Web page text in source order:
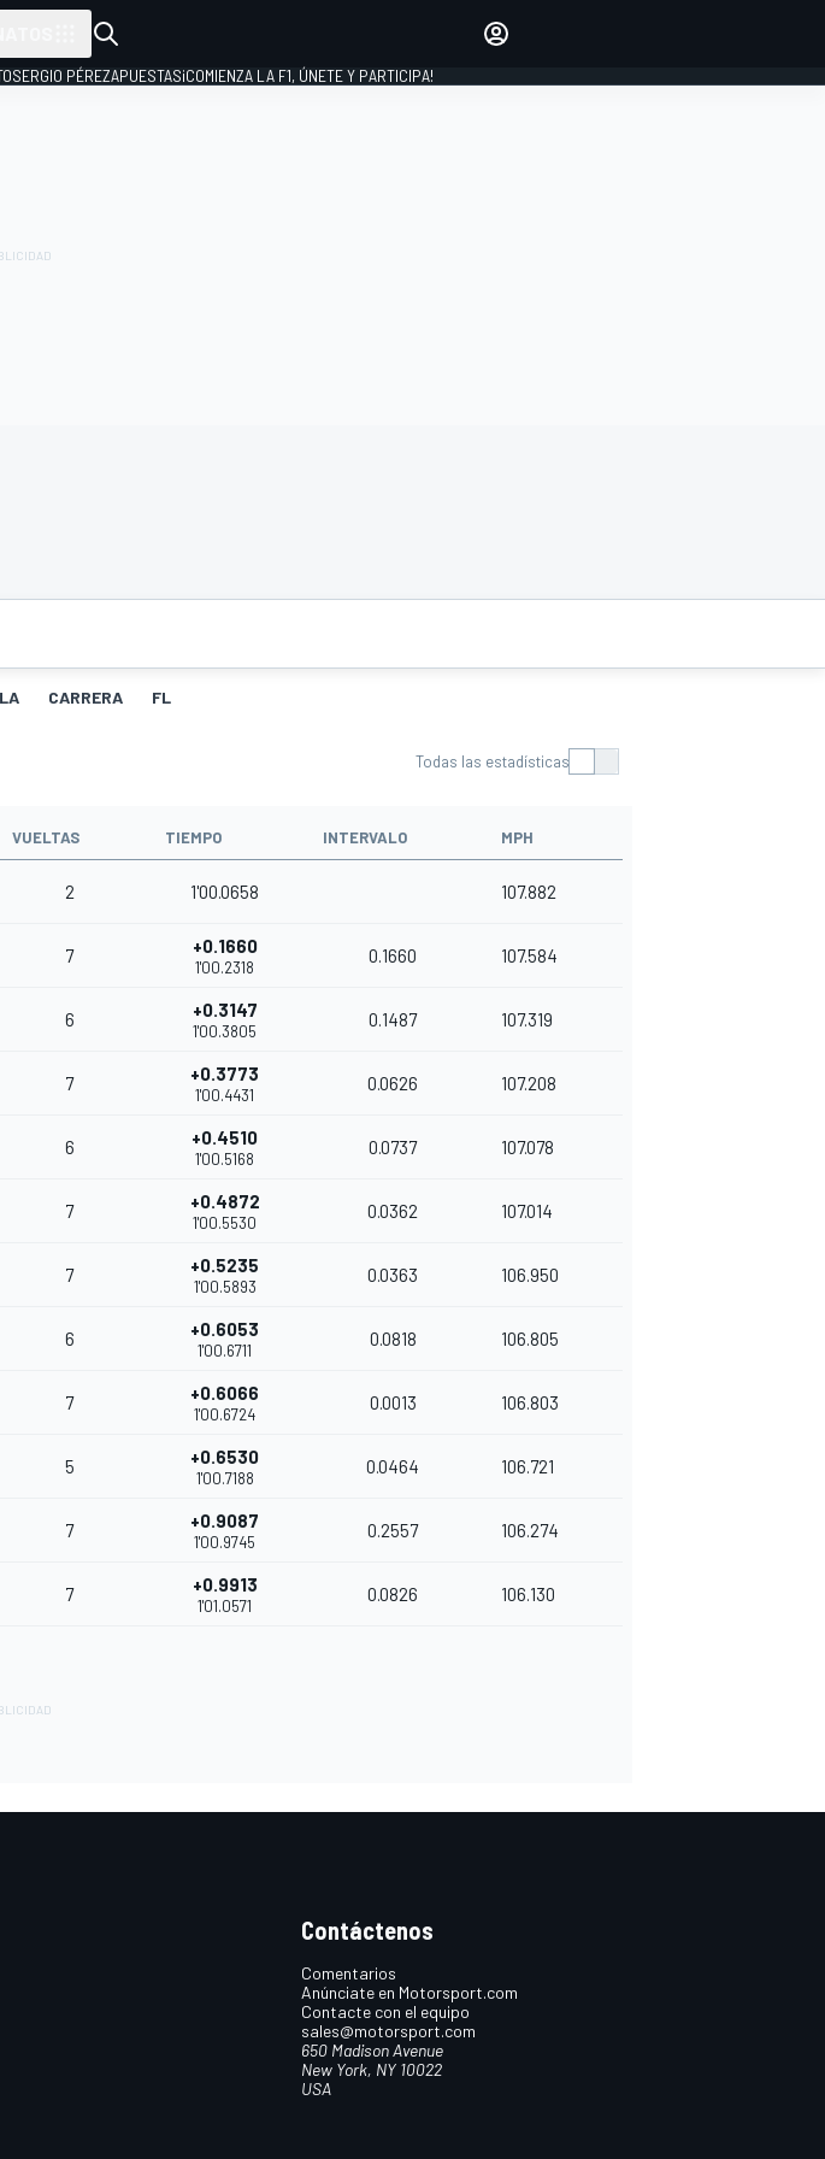
INICIAR SESIÓN
SERGIO PÉREZAPUESTAS¡COMIENZA LA F1, ÚNETE Y PARTICIPA!
CARRERA FL
Todas las estadísticas
VUELTAS TIEMPO INTERVALO MPH
2 1'00.0658 107.882
7 +0.1660
1'00.2318
0.1660 107.584
6 +0.3147
1'00.3805
0.1487 107.319
7 +0.3773
1'00.4431
0.0626 107.208
6 +0.4510
1'00.5168
0.0737 107.078
7 +0.4872
1'00.5530
0.0362 107.014
7 +0.5235
1'00.5893
0.0363 106.950
6 +0.6053
1'00.6711
0.0818 106.805
7 +0.6066
1'00.6724
0.0013 106.803
5 +0.6530
1'00.7188
0.0464 106.721
7 +0.9087
1'00.9745
0.2557 106.274
7 +0.9913
1'01.0571
0.0826 106.130
Contáctenos
Comentarios
Anúnciate en Motorsport.com
Contacte con el equipo
sales@motorsport.com
650 Madison Avenue
New York, NY 10022
USA